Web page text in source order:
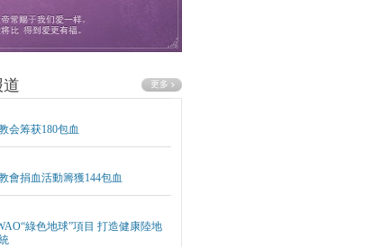
会筹获180包血
會捐血活動籌獲144包血
綠色地球”項目 打造健康陸地